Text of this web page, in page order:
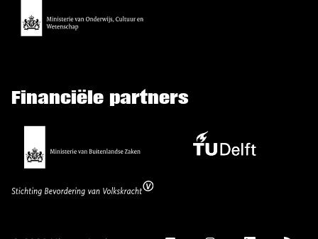
Financiële partners